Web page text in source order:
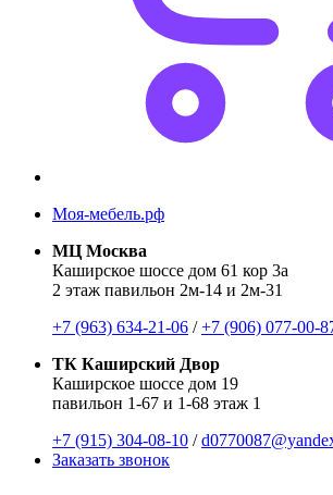
Моя-мебель.рф
МЦ Москва
Каширское шоссе дом 61 кор 3а
2 этаж павильон 2м-14 и 2м-31
+7 (963) 634-21-06 /+7 (906) 077-00-
ТК Каширский Двор
Каширское шоссе дом 19
павильон 1-67 и 1-68 этаж 1
+7 (915) 304-08-10 /
Заказать звонок